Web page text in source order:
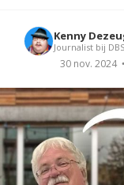
Kenny
Journalist bij DBS
30 nov. 2024